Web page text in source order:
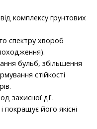
комплексу грунтових
спектру хвороб
бульб, збільшення
стійкості
захисної дії.
його якісні